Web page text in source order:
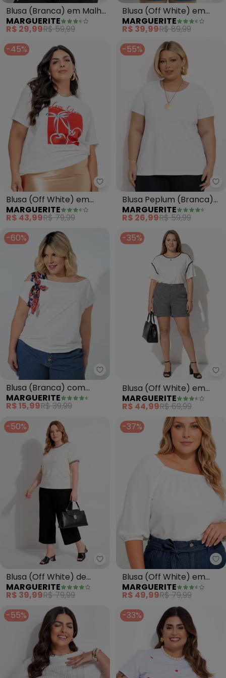
Blusa (Branca) em Malha
de Algodão
MARGUERITE
R$ 29,99R$ 59,99
Blusa (Off White) em
Malha Texturizada
MARGUERITE
R$ 39,99R$ 89,99
-45%
Marguerite - Blusa (Off White)
Blusa (Off White) em
Algodão
MARGUERITE
R$ 43,99R$ 79,99
-55%
Blusa Peplum (Branca)
Detalhe Gota Plus Size
MARGUERITE
R$ 26,99R$ 59,99
-60%
Marguerite - Blusa (Branca)
Blusa (Branca) com
Decote Assimétrico Plus
Size
MARGUERITE
R$ 15,99R$ 39,99
-35%
Blusa (Off White) em
Poliviscose
MARGUERITE
R$ 44,99R$ 69,99
-50%
Marguerite - Blusa (Off White)
Blusa (Off White) de
Algodão
MARGUERITE
R$ 39,99R$ 79,99
-37%
Blusa (Off White) em
Malha Anarruga
MARGUERITE
R$ 49,99R$ 79,99
-55%
-33%